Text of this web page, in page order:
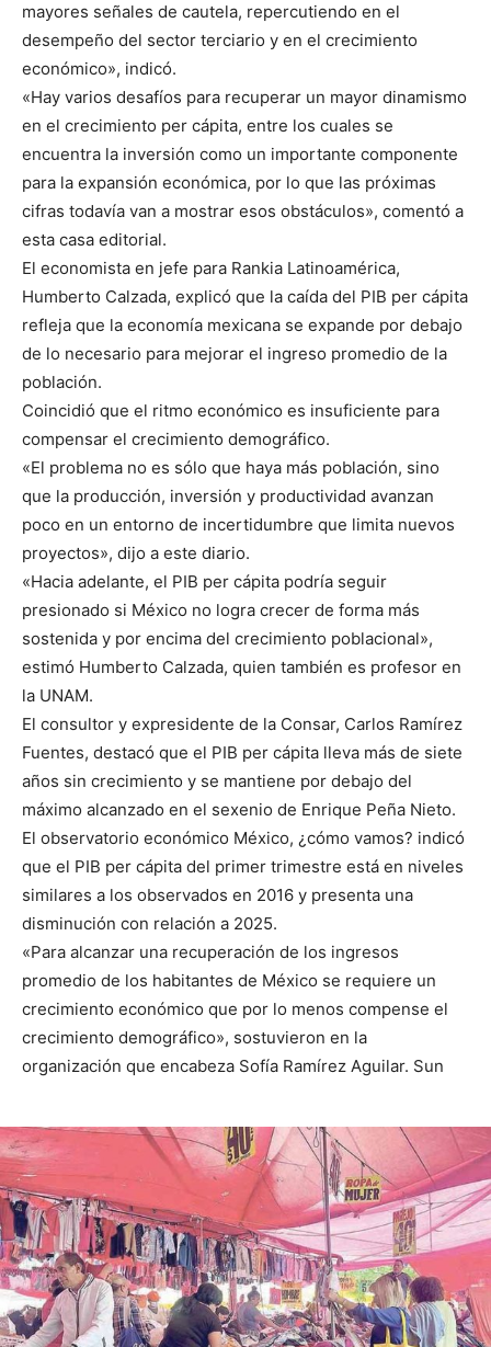
mayores señales de cautela, repercutiendo en el
desempeño del sector terciario y en el crecimiento
económico», indicó.
«Hay varios desafíos para recuperar un mayor dinamismo
en el crecimiento per cápita, entre los cuales se
encuentra la inversión como un importante componente
para la expansión económica, por lo que las próximas
cifras todavía van a mostrar esos obstáculos», comentó a
esta casa editorial.
El economista en jefe para Rankia Latinoamérica,
Humberto Calzada, explicó que la caída del PIB per cápita
refleja que la economía mexicana se expande por debajo
de lo necesario para mejorar el ingreso promedio de la
población.
Coincidió que el ritmo económico es insuficiente para
compensar el crecimiento demográfico.
«El problema no es sólo que haya más población, sino
que la producción, inversión y productividad avanzan
poco en un entorno de incertidumbre que limita nuevos
proyectos», dijo a este diario.
«Hacia adelante, el PIB per cápita podría seguir
presionado si México no logra crecer de forma más
sostenida y por encima del crecimiento poblacional»,
estimó Humberto Calzada, quien también es profesor en
la UNAM.
El consultor y expresidente de la Consar, Carlos Ramírez
Fuentes, destacó que el PIB per cápita lleva más de siete
años sin crecimiento y se mantiene por debajo del
máximo alcanzado en el sexenio de Enrique Peña Nieto.
El observatorio económico México, ¿cómo vamos? indicó
que el PIB per cápita del primer trimestre está en niveles
similares a los observados en 2016 y presenta una
disminución con relación a 2025.
«Para alcanzar una recuperación de los ingresos
promedio de los habitantes de México se requiere un
crecimiento económico que por lo menos compense el
crecimiento demográfico», sostuvieron en la
organización que encabeza Sofía Ramírez Aguilar. Sun